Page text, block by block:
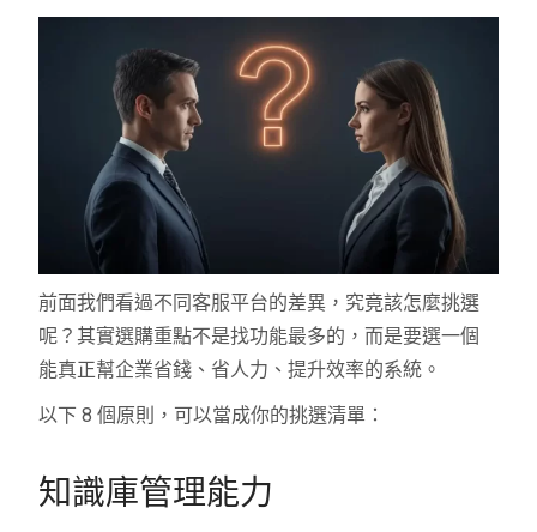
前面我們看過不同客服平台的差異，究竟該怎麼挑選
呢？其實選購重點不是找功能最多的，而是要選一個
能真正幫企業省錢、省人力、提升效率的系統。
以下 8 個原則，可以當成你的挑選清單：
知識庫管理能力